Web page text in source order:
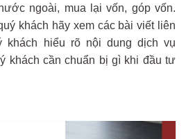
ngoài, mua lại vốn, góp vốn.
khách hãy xem các bài viết liên
khách hiểu rõ nội dung dịch vụ
khách cần chuẩn bị gì khi đầu tư